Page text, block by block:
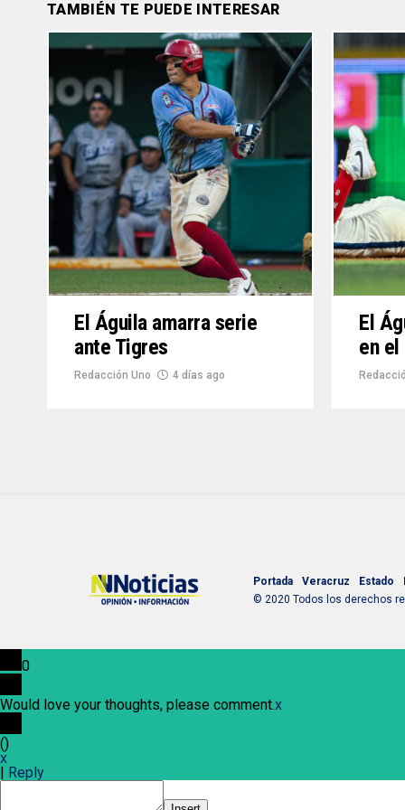
TAMBIÉN TE PUEDE INTERESAR
El Águila amarra serie
ante Tigres
Redacción Uno 4 días ago
El
en el
Portada Veracruz Estado
© 2020 Todos los derechos
0
Would love your thoughts, please comment.x
()
x
| Reply